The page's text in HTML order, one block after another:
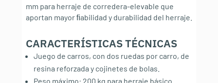
mm para herraje de corredera-elevable que
aportan mayor ﬁabilidad y durabilidad del herraje.
CARACTERÍSTICAS TÉCNICAS:
Juego de carros, con dos ruedas por carro, de
resina reforzada y cojinetes de bolas.
Peso máximo: 200 kg para herraje básico.